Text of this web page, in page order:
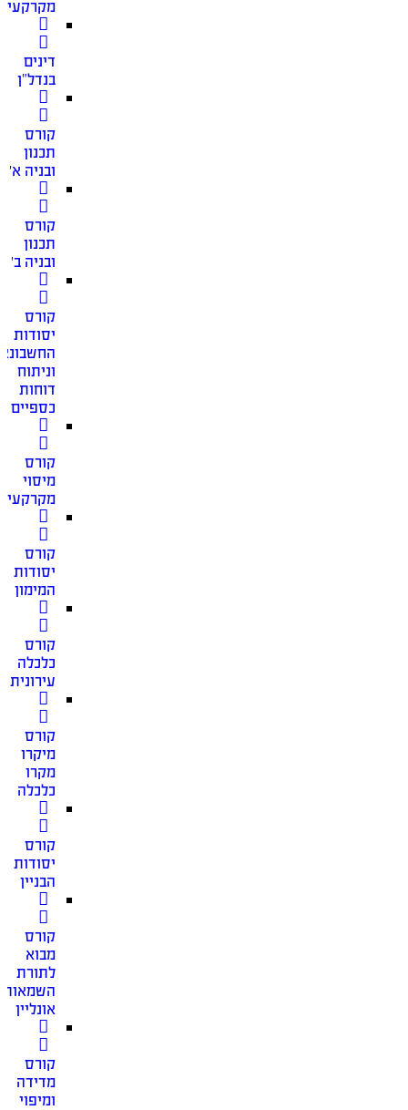
מקרקעין
דינים
בנדל”ן
קורס
תכנון
ובניה א׳
קורס
תכנון
ובניה ב׳
קורס
יסודות
וניתוח
דוחות
כספיים
קורס
מיסוי
מקרקעין
קורס
יסודות
המימון
קורס
כלכלה
עירונית
קורס
מיקרו
מקרו
כלכלה
קורס
יסודות
הבניין
קורס
מבוא
לתורת
השמאות
אונליין
קורס
מדידה
ומיפוי